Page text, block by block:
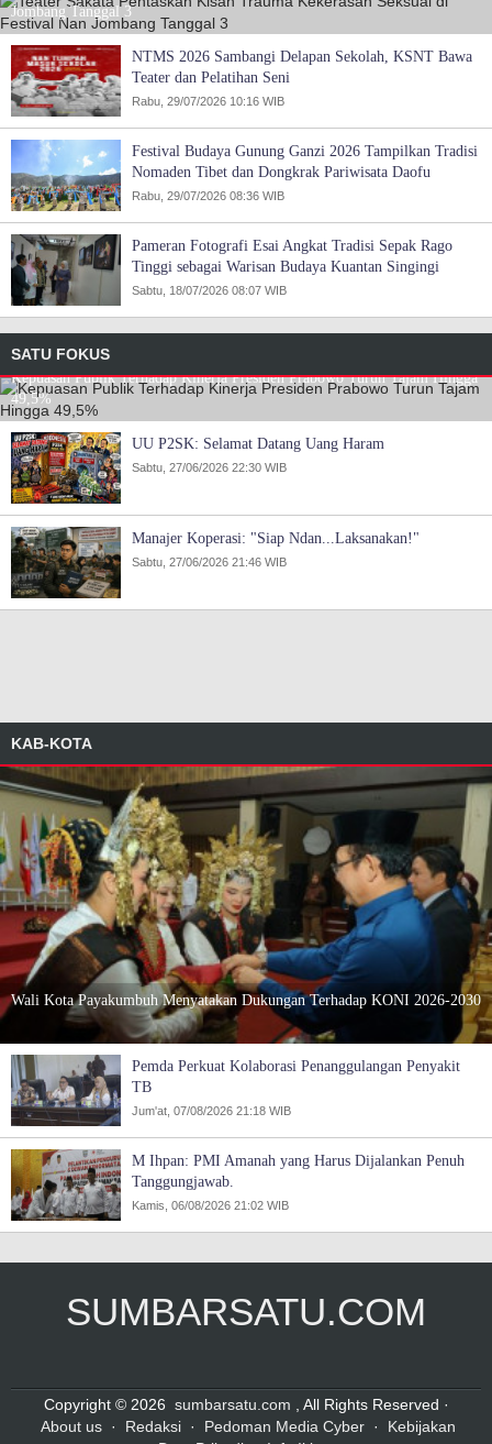
Jombang Tanggal 3
NTMS 2026 Sambangi Delapan Sekolah, KSNT Bawa
Teater dan Pelatihan Seni
Rabu, 29/07/2026 10:16 WIB
Festival Budaya Gunung Ganzi 2026 Tampilkan Tradisi
Nomaden Tibet dan Dongkrak Pariwisata Daofu
Rabu, 29/07/2026 08:36 WIB
Pameran Fotografi Esai Angkat Tradisi Sepak Rago
Tinggi sebagai Warisan Budaya Kuantan Singingi
Sabtu, 18/07/2026 08:07 WIB
SATU FOKUS
Kepuasan Publik Terhadap Kinerja Presiden Prabowo Turun Tajam Hingga
49,5%
UU P2SK: Selamat Datang Uang Haram
Sabtu, 27/06/2026 22:30 WIB
Manajer Koperasi: "Siap Ndan...Laksanakan!"
Sabtu, 27/06/2026 21:46 WIB
KAB-KOTA
Wali Kota Payakumbuh Menyatakan Dukungan Terhadap KONI 2026-2030
Pemda Perkuat Kolaborasi Penanggulangan Penyakit
TB
Jum'at, 07/08/2026 21:18 WIB
M Ihpan: PMI Amanah yang Harus Dijalankan Penuh
Tanggungjawab.
Kamis, 06/08/2026 21:02 WIB
SUMBARSATU.COM
Copyright © 2026 sumbarsatu.com
, All Rights Reserved ·
About us · Redaksi · Pedoman Media Cyber ·
Kebijakan